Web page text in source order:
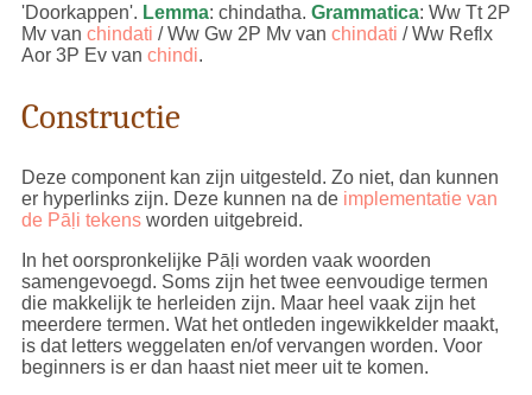
'Doorkappen'. Lemma: chindatha. Grammatica: Ww Tt 2P
Mv van chindati / Ww Gw 2P Mv van chindati / Ww Reflx
Aor 3P Ev van chindi.
Constructie
Deze component kan zijn uitgesteld. Zo niet, dan kunnen
er hyperlinks zijn. Deze kunnen na de implementatie van
de Pāḷi tekensworden uitgebreid.
In het oorspronkelijke Pāḷi worden vaak woorden
samengevoegd. Soms zijn het twee eenvoudige termen
die makkelijk te herleiden zijn. Maar heel vaak zijn het
meerdere termen. Wat het ontleden ingewikkelder maakt,
is dat letters weggelaten en/of vervangen worden. Voor
beginners is er dan haast niet meer uit te komen.